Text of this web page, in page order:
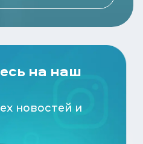
на наш
новостей и